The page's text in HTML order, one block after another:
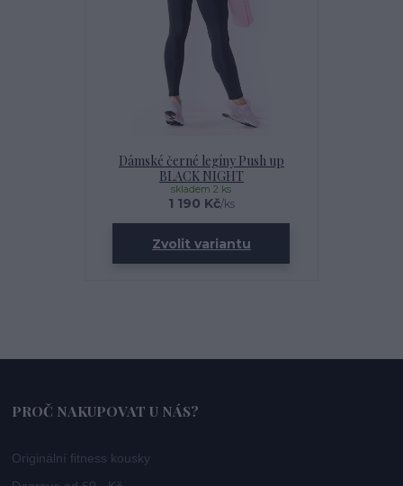
Dámské černé legíny Push up
BLACK NIGHT
1 190 Kč/ks
skladem 2 ks
Zvolit variantu
PROČ NAKUPOVAT U NÁS?
Originální fitness kousky